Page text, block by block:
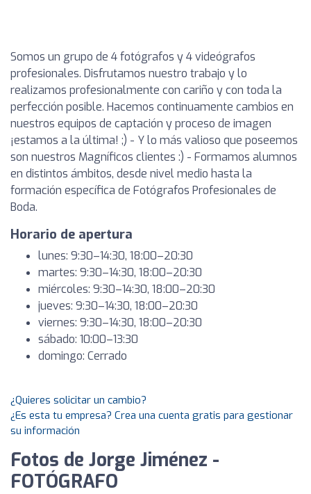
Somos un grupo de 4 fotógrafos y 4 videógrafos
profesionales. Disfrutamos nuestro trabajo y lo
realizamos profesionalmente con cariño y con toda la
perfección posible. Hacemos continuamente cambios en
nuestros equipos de captación y proceso de imagen
¡estamos a la última! ;) - Y lo más valioso que poseemos
son nuestros Magníficos clientes :) - Formamos alumnos
en distintos ámbitos, desde nivel medio hasta la
formación específica de Fotógrafos Profesionales de
Boda.
Horario de apertura
lunes: 9:30–14:30, 18:00–20:30
martes: 9:30–14:30, 18:00–20:30
miércoles: 9:30–14:30, 18:00–20:30
jueves: 9:30–14:30, 18:00–20:30
viernes: 9:30–14:30, 18:00–20:30
sábado: 10:00–13:30
domingo: Cerrado
¿Quieres solicitar un cambio?
¿Es esta tu empresa? Crea una cuenta gratis para gestionar
su información
Fotos de Jorge Jiménez -
FOTÓGRAFO